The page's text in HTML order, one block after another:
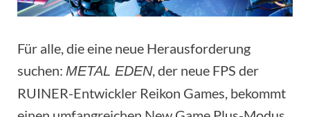
Für alle, die eine neue Herausforderung
suchen: METAL EDEN, der neue FPS der
RUINER-Entwickler Reikon Games, bekommt